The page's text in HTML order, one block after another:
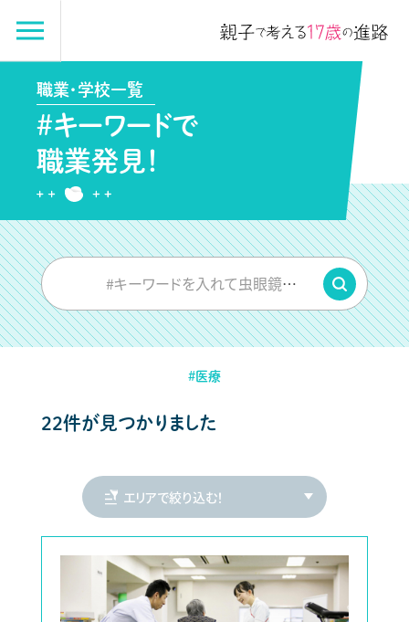
職業・学校一覧
#キーワードで
職業発見！
#キーワードを入れて虫眼鏡をPUSH
#医療
22件が見つかりました